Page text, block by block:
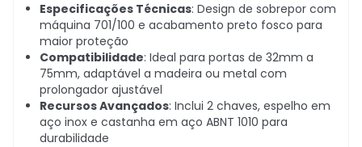
Especificações Técnicas: Design de sobrepor com
máquina 701/100 e acabamento preto fosco para
maior proteção
Compatibilidade: Ideal para portas de 32mm a
75mm, adaptável a madeira ou metal com
prolongador ajustável
Recursos Avançados: Inclui 2 chaves, espelho em
aço inox e castanha em aço ABNT 1010 para
durabilidade